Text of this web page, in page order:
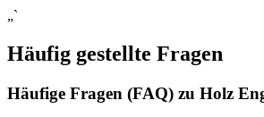
„`
Häufig gestellte Fragen
Häufige Fragen (FAQ)​ zu Holz